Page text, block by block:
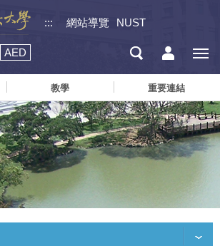
::: 網站導覽 NUST
AED
教學 重要連結